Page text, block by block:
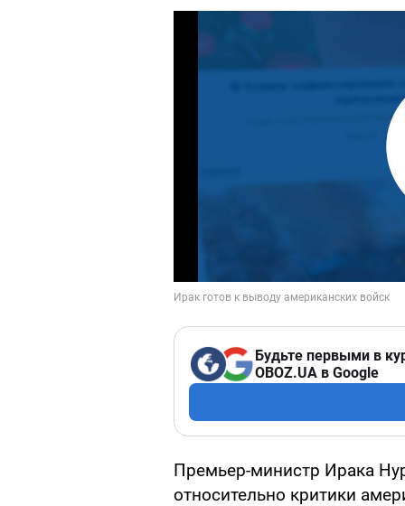
Будьте первыми в
OBOZ.UA в Google
Премьер-министр Ирака
относительно критики